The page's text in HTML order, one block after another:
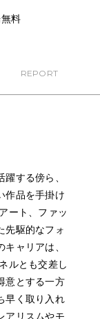
料
REPORT
する傍ら、
作品を手掛け
ート、ファッ
先駆的なフォ
ャリアは、
ルとも交差し
意とする一方
早く取り入れ
アリスムやモ